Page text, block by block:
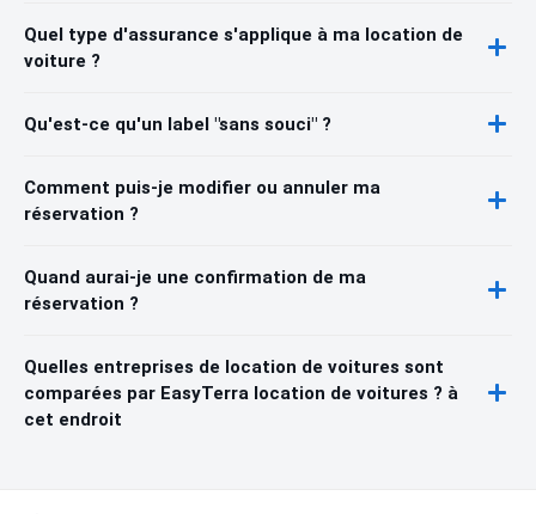
Quel type d'assurance s'applique à ma location de
voiture ?
Qu'est-ce qu'un label "sans souci" ?
Comment puis-je modifier ou annuler ma
réservation ?
Quand aurai-je une confirmation de ma
réservation ?
Quelles entreprises de location de voitures sont
comparées par EasyTerra location de voitures ? à
cet endroit